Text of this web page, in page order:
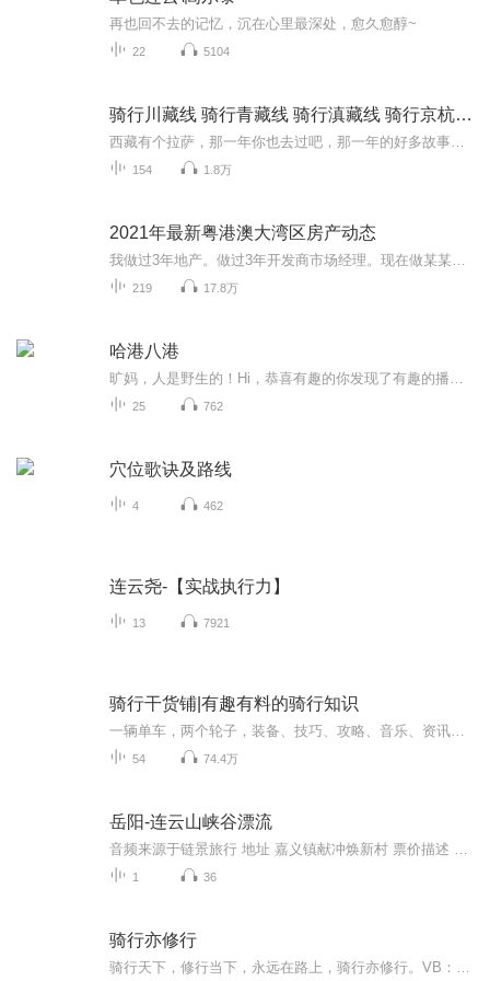
再也回不去的记忆，沉在心里最深处，愈久愈醇~
22 5104
骑行川藏线 骑行青藏线 骑行滇藏线 骑行京杭运河
154 1.8万
2021年最新粤港澳大湾区房产动态
219 17.8万
哈港八港
25 762
穴位歌诀及路线
4 462
连云尧-【实战执行力】
13 7921
骑行干货铺|有趣有料的骑行知识
54 74.4万
岳阳-连云山峡谷漂流
1 36
骑行亦修行